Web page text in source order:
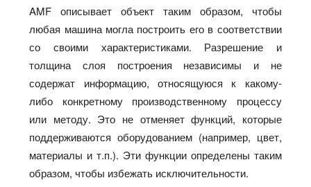
AMF описывает объект таким образом, чтобы
любая машина могла построить его в соответствии
со своими характеристиками. Разрешение и
толщина слоя построения независимы и не
содержат информацию, относящуюся к какому-
либо конкретному производственному процессу
или методу. Это не отменяет функций, которые
поддерживаются оборудованием (например, цвет,
материалы и т.п.). Эти функции определены таким
образом, чтобы избежать исключительности.